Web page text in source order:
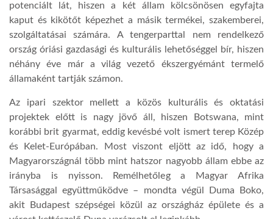
potenciált lát, hiszen a két állam kölcsönösen egyfajta
kaput és kikötőt képezhet a másik termékei, szakemberei,
szolgáltatásai számára. A tengerparttal nem rendelkező
ország óriási gazdasági és kulturális lehetőséggel bír, hiszen
néhány éve már a világ vezető ékszergyémánt termelő
államaként tartják számon.
Az ipari szektor mellett a közös kulturális és oktatási
projektek előtt is nagy jövő áll, hiszen Botswana, mint
korábbi brit gyarmat, eddig kevésbé volt ismert terep Közép
és Kelet-Európában. Most viszont eljött az idő, hogy a
Magyarországnál több mint hatszor nagyobb állam ebbe az
irányba is nyisson. Remélhetőleg a Magyar Afrika
Társasággal együttműködve – mondta végül Duma Boko,
akit Budapest szépségei közül az országház épülete és a